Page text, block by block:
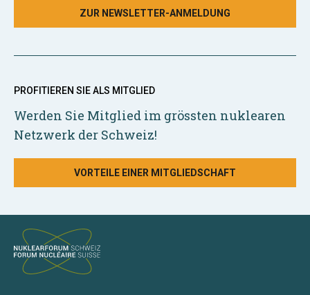
ZUR NEWSLETTER-ANMELDUNG
PROFITIEREN SIE ALS MITGLIED
Werden Sie Mitglied im grössten nuklearen
Netzwerk der Schweiz!
VORTEILE EINER MITGLIEDSCHAFT